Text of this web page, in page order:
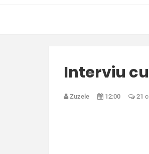
Interviu
Zuzele 12:00 21